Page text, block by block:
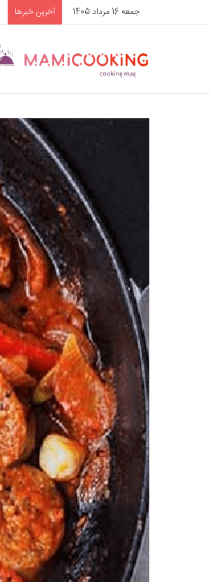
جمعه 16 مرداد 1405 آخرین خبرها